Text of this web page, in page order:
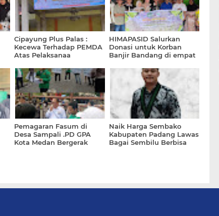
Cipayung Plus Palas :
Kecewa Terhadap PEMDA
Atas Pelaksanaa
HIMAPASID Salurkan
Donasi untuk Korban
Banjir Bandang di empat
Pemagaran Fasum di
Desa Sampali .PD GPA
Kota Medan Bergerak
Naik Harga Sembako
Kabupaten Padang Lawas
Bagai Sembilu Berbisa